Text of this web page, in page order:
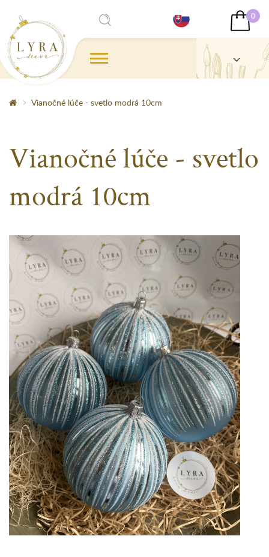
0
Vianočné lúče - svetlo modrá 10cm
Vianočné lúče - svetlo
modrá 10cm